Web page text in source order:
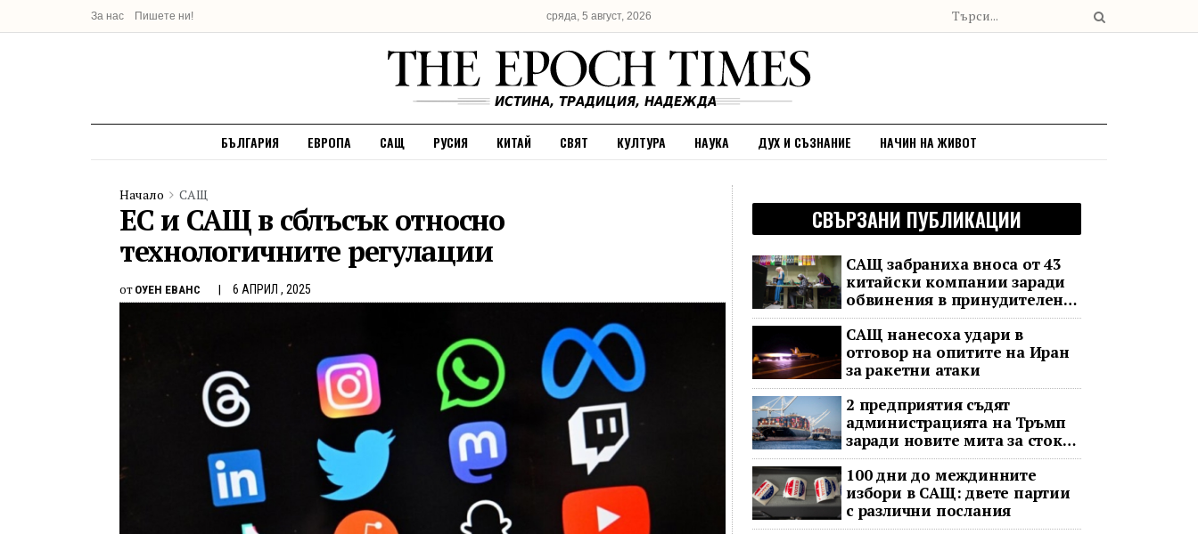
За нас Пишете ни! сряда, 5 август, 2026
БЪЛГАРИЯ ЕВРОПА САЩ РУСИЯ КИТАЙ СВЯТ КУЛТУРА НАУКА ДУХ И СЪЗНАНИЕ НАЧИН НА ЖИВОТ
Начало САЩ
ЕС и САЩ в сблъсък относно
технологичните регулации
от ОУЕН ЕВАНС 6 АПРИЛ , 2025
СВЪРЗАНИ ПУБЛИКАЦИИ
САЩ забраниха вноса от 43
китайски компании заради
обвинения в принудителен
труд
САЩ нанесоха удари в
отговор на опитите на Иран
за ракетни атаки
2 предприятия съдят
администрацията на Тръмп
заради новите мита за стоки
с принудителен труд
100 дни до междинните
избори в САЩ: двете партии
с различни послания